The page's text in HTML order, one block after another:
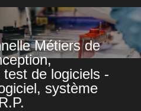
Métiers de
de logiciels -
système